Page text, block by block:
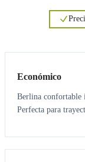
Económico
Berlina confortable
Perfecta para
3 3